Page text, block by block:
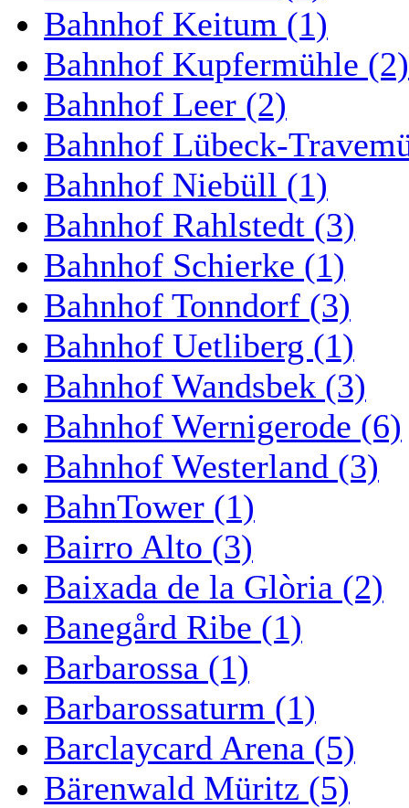
Bahnhof Keitum (1)
Bahnhof Kupfermühle (2)
Bahnhof Leer (2)
Bahnhof Lübeck-
Bahnhof Niebüll (1)
Bahnhof Rahlstedt (3)
Bahnhof Schierke (1)
Bahnhof Tonndorf (3)
Bahnhof Uetliberg (1)
Bahnhof Wandsbek (3)
Bahnhof Wernigerode (6)
Bahnhof Westerland (3)
BahnTower (1)
Bairro Alto (3)
Baixada de la Glòria (2)
Banegård Ribe (1)
Barbarossa (1)
Barbarossaturm (1)
Barclaycard Arena (5)
Bärenwald Müritz (5)